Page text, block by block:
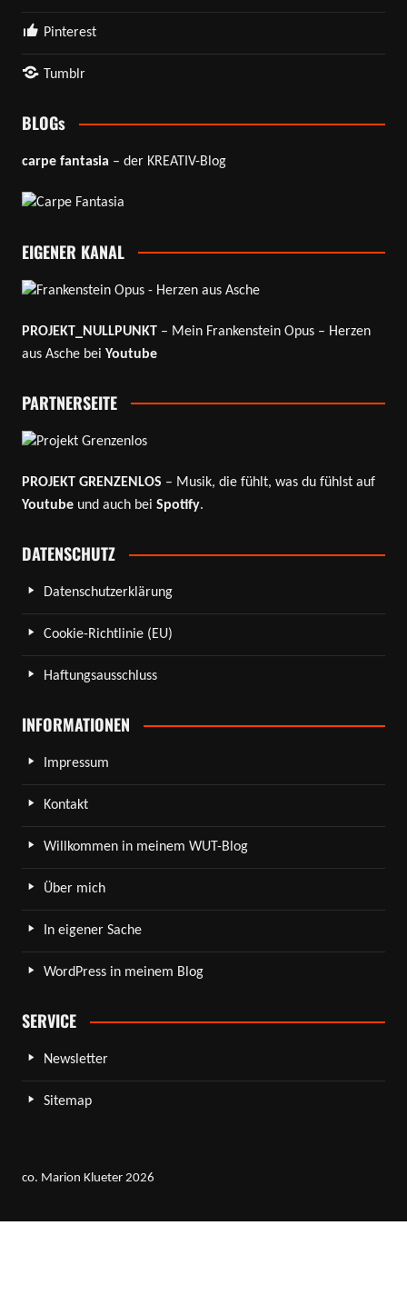
Pinterest
Tumblr
BLOGs
carpe fantasia – der KREATIV-Blog
EIGENER KANAL
PROJEKT_NULLPUNKT– Mein Frankenstein Opus – Herzen
aus Asche bei Youtube
PARTNERSEITE
PROJEKT GRENZENLOS – Musik, die fühlt, was du fühlst auf
Youtube und auch bei Spotify.
DATENSCHUTZ
Datenschutzerklärung
Cookie-Richtlinie (EU)
Haftungsausschluss
INFORMATIONEN
Impressum
Kontakt
Willkommen in meinem WUT-Blog
Über mich
In eigener Sache
WordPress in meinem Blog
SERVICE
Newsletter
Sitemap
co. Marion Klueter 2026